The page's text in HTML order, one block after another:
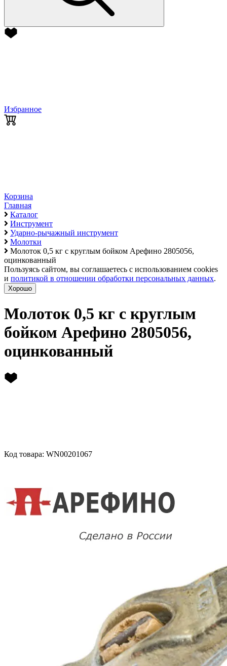
Избранное
Корзина
Главная
Каталог
Инструмент
Ударно-рычажный инструмент
Молотки
Молоток 0,5 кг с круглым бойком Арефино 2805056,
оцинкованный
Пользуясь сайтом, вы соглашаетесь с использованием cookies
и политикой в отношении обработки персональных данных.
Хорошо
Молоток 0,5 кг с круглым
бойком Арефино 2805056,
оцинкованный
Код товара: WN00201067